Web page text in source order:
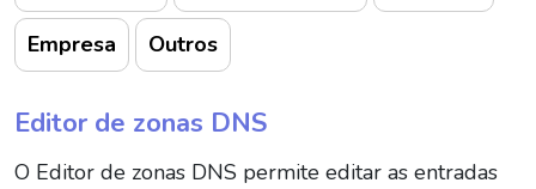
Empresa Outros
Editor de zonas DNS
O Editor de zonas DNS permite editar as entradas